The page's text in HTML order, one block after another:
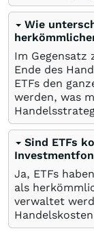
Wie
Im Gegensatz
Ende des
ETFs den
werden, was
Sind ETFs
Ja, ETFs
als
verwaltet